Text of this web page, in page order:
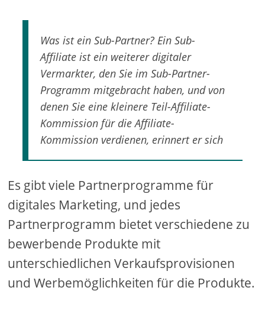
Was ist ein Sub-Partner? Ein Sub-
Affiliate ist ein weiterer digitaler
Vermarkter, den Sie im Sub-Partner-
Programm mitgebracht haben, und von
denen Sie eine kleinere Teil-Affiliate-
Kommission für die Affiliate-
Kommission verdienen, erinnert er sich
Es gibt viele Partnerprogramme für
digitales Marketing, und jedes
Partnerprogramm bietet verschiedene zu
bewerbende Produkte mit
unterschiedlichen Verkaufsprovisionen
und Werbemöglichkeiten für die Produkte.